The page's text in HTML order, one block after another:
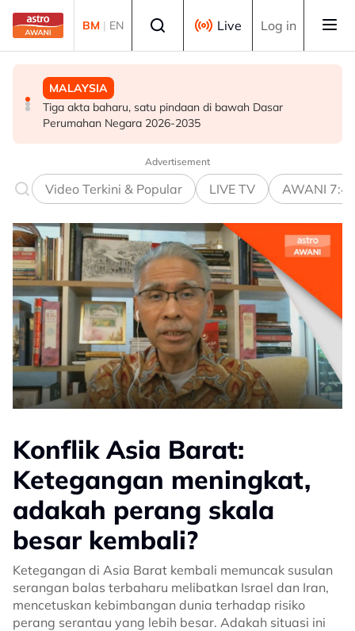
Skip to main content
BM | EN Live Log in
MALAYSIA
Pulau Pinang batal semua kompaun ANPR parkir luar
petak, bayaran dipulangkan - Exco
MALAYSIA
Tiga akta baharu, satu pindaan di bawah Dasar
Perumahan Negara 2026-2035
BISNES
KESUMA gerak intervensi awal bantu 541 pekerja
Panasonic bakal diberhentikan
Advertisement
Video Terkini & Popular LIVE TV AWANI
Konflik Asia Barat:
Ketegangan meningkat,
adakah perang skala
besar kembali?
Ketegangan di Asia Barat kembali memuncak susulan
serangan balas terbaharu melibatkan Israel dan Iran,
mencetuskan kebimbangan dunia terhadap risiko
perang serantau yang lebih besar. Adakah situasi ini